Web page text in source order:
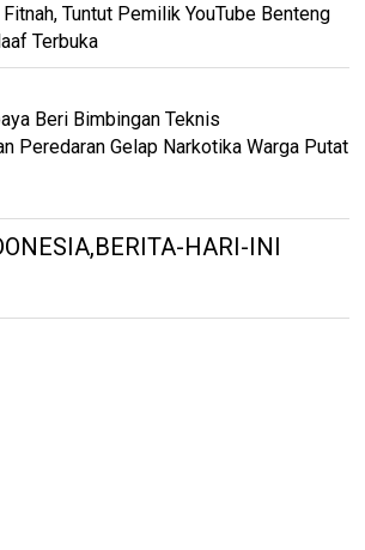
Tuntut Pemilik YouTube Benteng
Terbuka
Beri Bimbingan Teknis
Peredaran Gelap Narkotika Warga Putat
HARI-INI